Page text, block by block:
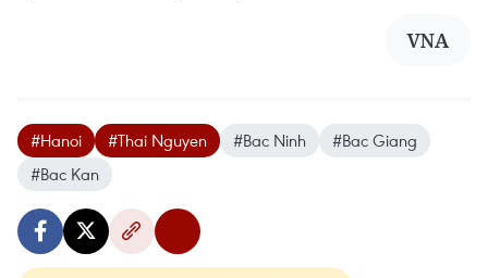
VNA
#Hanoi #Thai Nguyen #Bac Ninh
#Bac Giang
#Bac Kan